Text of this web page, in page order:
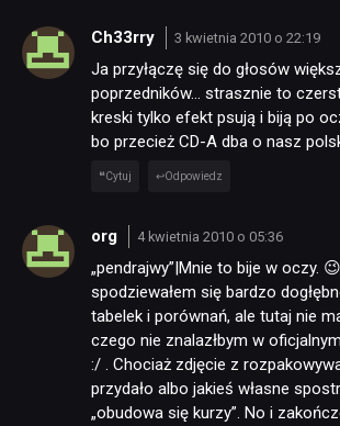
Ch33rry 3 kwietnia 2010 o 22:19
Ja przyłączę się do głosów
poprzedników… strasznie to
kreski tylko efekt psują i biją po
bo przecież CD-A dba o nasz
Cytuj Odpowiedz
org 4 kwietnia 2010 o 05:36
„pendrajwy”|Mnie to bije w oczy.
spodziewałem się bardzo
tabelek i porównań, ale tutaj nie
czego nie znalazłbym w
:/ . Chociaż zdjęcie z
przydało albo jakieś własne
„obudowa się kurzy”. No i